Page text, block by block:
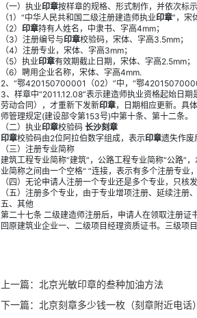
（一）执业印章按样章的规格、形式制作，并依次标示
（1）“中华人民共和国二级注册建造师执业印章”，宋
（2） 印章持有人姓名，中隶书、字高4mm；
（3）注册编号与印章校验码，宋体、字高3.5mm；
（4）注册专业，宋体、字高3mm；
（5）执业印章有效期截止日期，宋体、字高2.5mm；
（6）聘用企业名称，宋体、字高4mm.
2、“鄂420150700001（02）”中，“鄂
3、样章中“2011.12.08”表示建造师执业资格起始日
劳动合同），才重新下发新印章，日期相应更新。具
师管理规定(建设部令第153号)中第十条、第十二条。
（二）执业印章校验码 长沙刻章
印章校验码由2位阿拉伯数字组成，表示印章遗失作废
（三）注册专业简称
建筑工程专业简称“建筑”，公路工程专业简称“公路”
业简称之间由一个空格“ ”连接，表示有多个注册专业
（四）无论申请人注册一个专业还是多个专业，只核
（五）注册多个专业，由于专业增项注册、延续注
五、其他
第二十七条 二级建造师注册后，申请人在领取注册证
回原建筑业企业一、二级项目经理资质证书。三级项
上一篇： 北京光敏印章的叁种加油方法
下一篇： 北京刻章多少钱一枚（刻章附近电话）